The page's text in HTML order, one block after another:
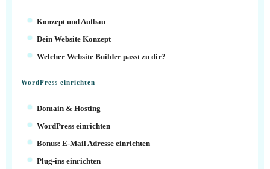
Konzept und Aufbau
Dein Website Konzept
Welcher Website Builder passt zu dir?
WordPress einrichten
Domain & Hosting
WordPress einrichten
Bonus: E-Mail Adresse einrichten
Plug-ins einrichten